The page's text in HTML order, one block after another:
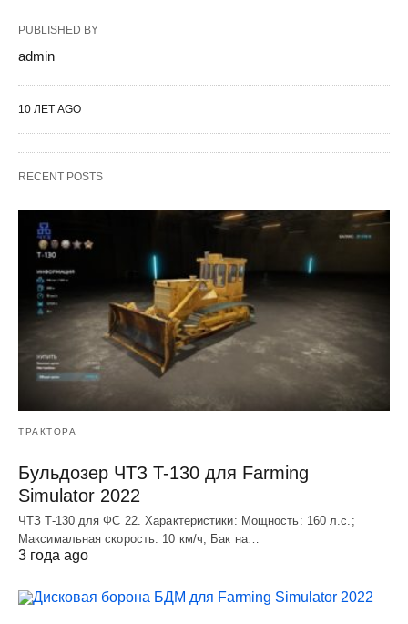
PUBLISHED BY
admin
10 ЛЕТ AGO
RECENT POSTS
ТРАКТОРА
Бульдозер ЧТЗ T-130 для Farming
Simulator 2022
ЧТЗ T-130 для ФС 22. Характеристики: Мощноcть: 160 л.c.;
Макcимальная cкороcть: 10 км/ч; Бак на…
3 года ago